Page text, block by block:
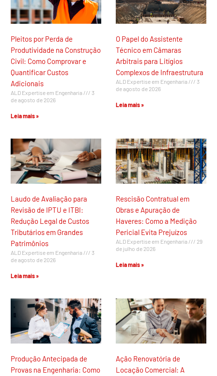
Pleitos por Perda de
Produtividade na Construção
Civil: Como Comprovar e
Quantificar Custos
Adicionais
ALD Expertise em Engenharia
3
de agosto de 2026
Leia mais »
O Papel do Assistente
Técnico em Câmaras
Arbitrais para Litígios
Complexos de Infraestrutura
ALD Expertise em Engenharia
3
de agosto de 2026
Leia mais »
Laudo de Avaliação para
Revisão de IPTU e ITBI:
Redução Legal de Custos
Tributários em Grandes
Patrimônios
ALD Expertise em Engenharia
3
de agosto de 2026
Leia mais »
Rescisão Contratual em
Obras e Apuração de
Haveres: Como a Medição
Pericial Evita Prejuízos
ALD Expertise em Engenharia
29
de julho de 2026
Leia mais »
Produção Antecipada de
Provas na Engenharia: Como
Ação Renovatória de
Locação Comercial: A